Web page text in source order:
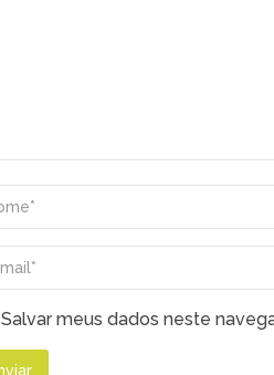
Salvar meus dados neste